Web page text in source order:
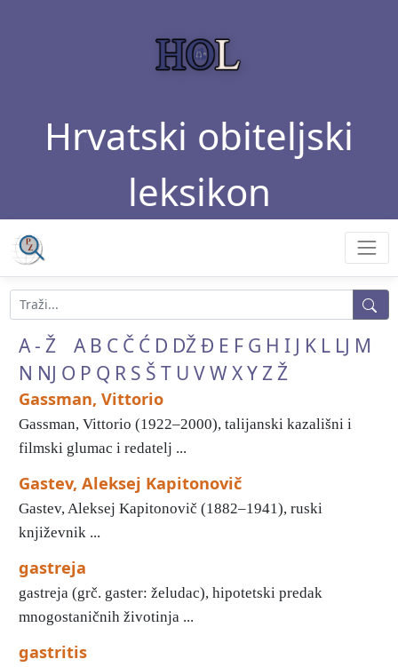
Hrvatski obiteljski
leksikon
A - Ž A B C Č Ć D DŽĐ E F G H I J K L LJ M
N NJ O P Q R S Š T U VW XYZŽ
Gassman, Vittorio
Gassman, Vittorio (1922–2000), talijanski kazališni i
filmski glumac i redatelj ...
Gastev, Aleksej Kapitonovič
Gastev, Aleksej Kapitonovič (1882–1941), ruski
književnik ...
gastreja
gastreja (grč. gaster: želudac), hipotetski predak
mnogostaničnih životinja ...
gastritis